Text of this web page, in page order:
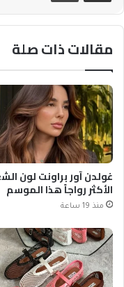
مقالات ذات صلة
غولدن آور براونت لون
الأكثر رواجاً هذا الموسم
منذ 19 ساعة